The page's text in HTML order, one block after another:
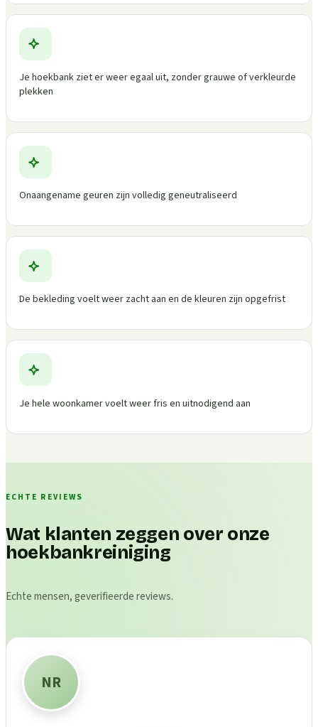
Je hoekbank ziet er weer egaal uit, zonder grauwe of verkleurde
plekken
Onaangename geuren zijn volledig geneutraliseerd
De bekleding voelt weer zacht aan en de kleuren zijn opgefrist
Je hele woonkamer voelt weer fris en uitnodigend aan
ECHTE REVIEWS
Wat klanten zeggen over onze
hoekbankreiniging
Echte mensen, geverifieerde reviews.
NR